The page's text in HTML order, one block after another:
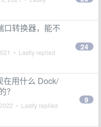
口转换器，能不
• Lastly replied
24
在用什么 Dock/
？
• Lastly replied
9